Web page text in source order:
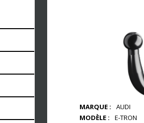
MARQUE :
AUDI
MODÈLE :
E-TRON